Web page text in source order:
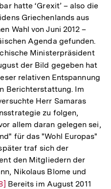
hatte ‘Grexit’ – also die
Griechenlands aus
Wahl von Juni 2012 –
Agenda gefunden.
Ministerpräsident
der Bild gegeben hat
relativen Entspannung
Berichterstattung. Im
Herr Samaras
zu folgen,
allem daran gelegen sei,
für das "Wohl Europas"
traf sich der
den Mitgliedern der
Nikolaus Blome und
Bereits im August 2011